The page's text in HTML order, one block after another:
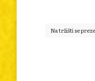
Na tržišti se